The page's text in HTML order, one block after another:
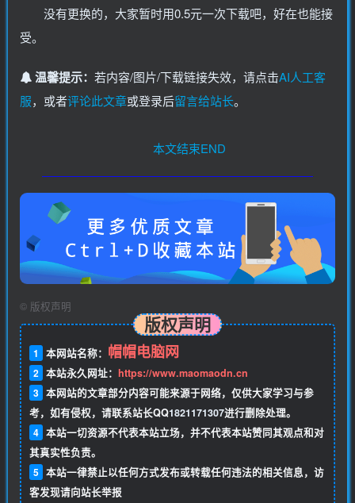
没有更换的，大家暂时用0.5元一次下载吧，好在也能接
受。
温馨提示： 若内容/图片/下载链接失效，请点击AI人工客
服，或者评论此文章或登录后留言给站长。
本文结束END
© 版权声明
版权声明
1 本网站名称： 帽帽电脑网
2 本站永久网址： https://www.maomaodn.cn
3 本网站的文章部分内容可能来源于网络，仅供大家学习与参
考，如有侵权，请联系站长QQ1821171307进行删除处理。
4 本站一切资源不代表本站立场，并不代表本站赞同其观点和对
其真实性负责。
5 本站一律禁止以任何方式发布或转载任何违法的相关信息，访
客发现请向站长举报